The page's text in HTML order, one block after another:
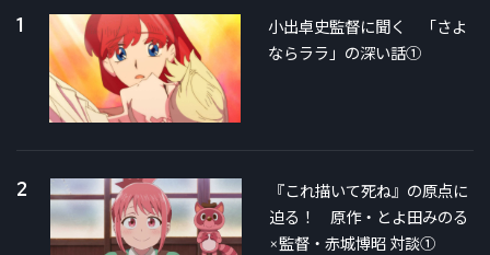
1
小出卓史監督に聞く 「さよ
ならララ」の深い話①
2
『これ描いて死ね』の原点に
迫る！ 原作・とよ田みのる
×監督・赤城博昭 対談①